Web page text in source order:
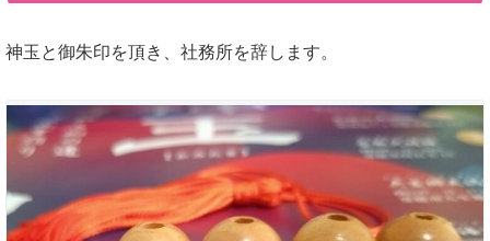
神玉と御朱印を頂き、社務所を辞します。